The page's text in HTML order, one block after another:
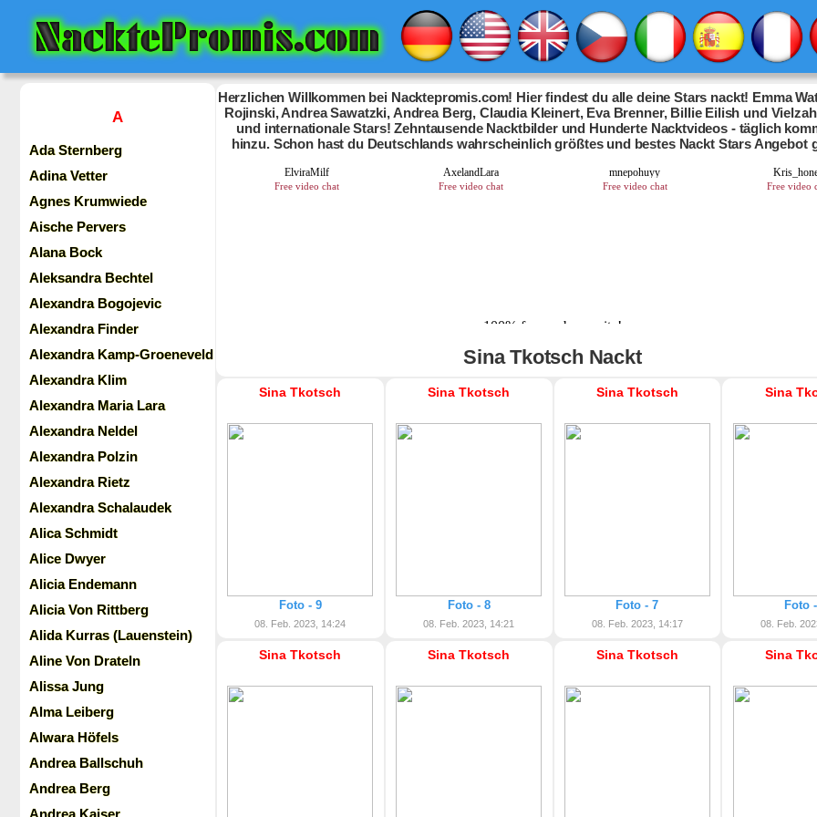
A
Ada Sternberg
Adina Vetter
Agnes Krumwiede
Aische Pervers
Alana Bock
Aleksandra Bechtel
Alexandra Bogojevic
Alexandra Finder
Alexandra Kamp-Groeneveld
Alexandra Klim
Alexandra Maria Lara
Alexandra Neldel
Alexandra Polzin
Alexandra Rietz
Alexandra Schalaudek
Alica Schmidt
Alice Dwyer
Alicia Endemann
Alicia Von Rittberg
Alida Kurras (Lauenstein)
Aline Von Drateln
Alissa Jung
Alma Leiberg
Alwara Höfels
Andrea Ballschuh
Andrea Berg
Andrea Kaiser
Herzlichen Willkommen bei Nacktepromis.com! Hier findest du alle deine Stars nackt! Emma
Rojinski, Andrea Sawatzki, Andrea Berg, Claudia Kleinert, Eva Brenner, Billie Eilish und
und internationale Stars! Zehntausende Nacktbilder und Hunderte Nacktvideos - täglich
hinzu. Schon hast du Deutschlands wahrscheinlich größtes und bestes Nackt Stars Angebot
Sina Tkotsch Nackt
Sina Tkotsch
Foto - 9
08. Feb. 2023, 14:24
Sina Tkotsch
Foto - 8
08. Feb. 2023, 14:21
Sina Tkotsch
Foto - 7
08. Feb. 2023, 14:17
Sina
Foto
08. Feb.
Sina Tkotsch Sina Tkotsch Sina Tkotsch Sina